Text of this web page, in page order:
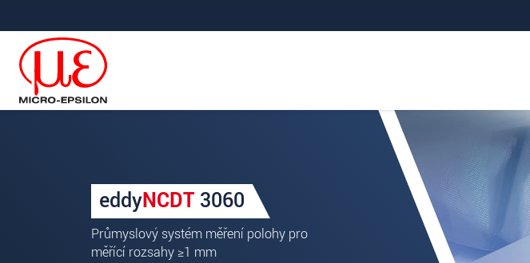
eddyNCDT 3060
Průmyslový systém měření polohy pro
měřící rozsahy ≥1 mm
Ihre Anfrage zu: eddyNCDT 3060/3070
Titul*
Krstné meno